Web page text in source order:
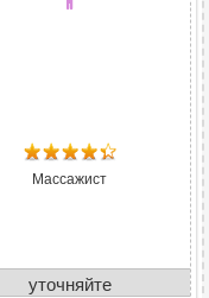
Массажист
уточняйте